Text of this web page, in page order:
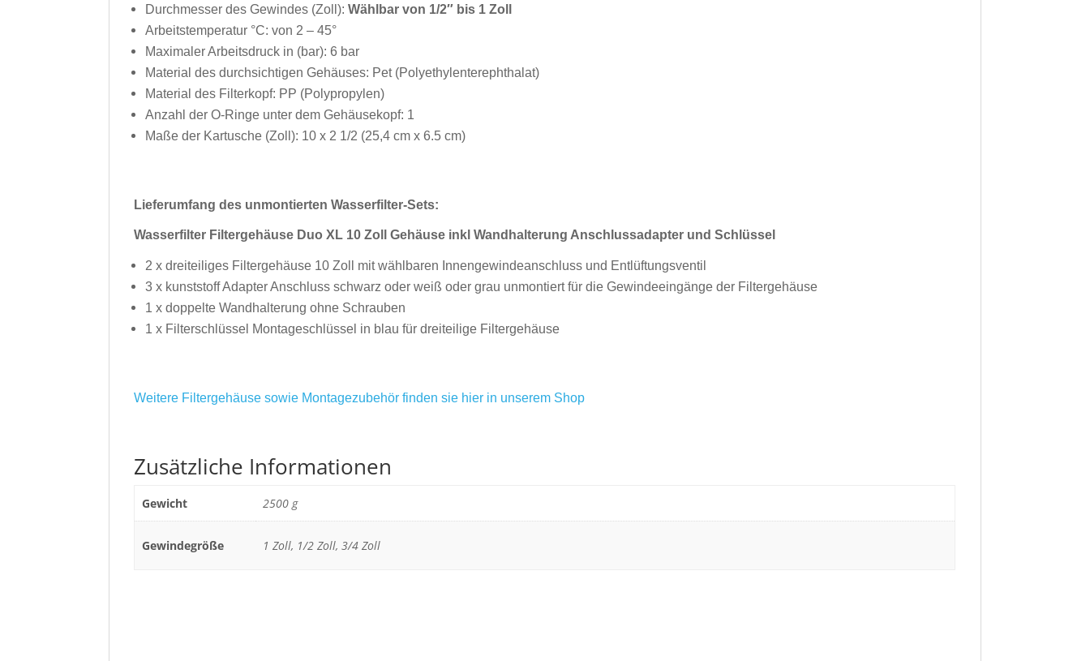
Durchmesser des Gewindes (Zoll):Wählbar von 1/2″ bis 1 Zoll
Arbeitstemperatur °C: von 2 – 45°
Maximaler Arbeitsdruck in (bar): 6 bar
Material des durchsichtigen Gehäuses: Pet (Polyethylenterephthalat)
Material des Filterkopf: PP (Polypropylen)
Anzahl der O-Ringe unter dem Gehäusekopf: 1
Maße der Kartusche (Zoll): 10 x 2 1/2 (25,4 cm x 6.5 cm)
Lieferumfang des unmontierten Wasserfilter-Sets:
Wasserfilter Filtergehäuse Duo XL 10 Zoll Gehäuse inkl Wandhalterung Anschlussadapter und Schlüssel
2 x dreiteiliges Filtergehäuse 10 Zoll mit wählbaren Innengewindeanschluss und Entlüftungsventil
3 x kunststoff Adapter Anschluss schwarz oder weiß oder grau unmontiert für die Gewindeeingänge der Filtergehäuse
1 x doppelte Wandhalterung ohne Schrauben
1 x Filterschlüssel Montageschlüssel in blau für dreiteilige Filtergehäuse
Weitere Filtergehäuse sowie Montagezubehör finden sie hier in unserem Shop
Zusätzliche Informationen
Gewicht 2500 g
Gewindegröße 1 Zoll, 1/2 Zoll, 3/4 Zoll